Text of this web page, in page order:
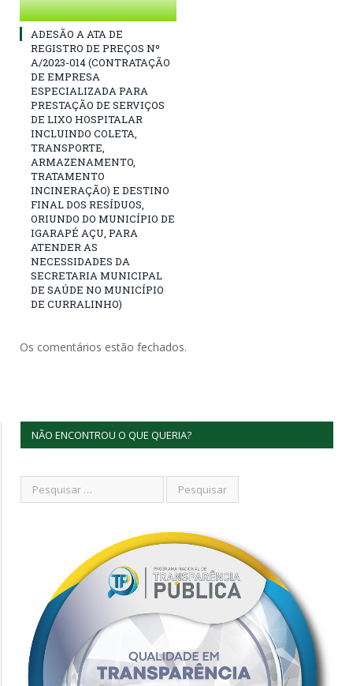
ADESÃO A ATA DE
REGISTRO DE PREÇOS Nº
A/2023-014 (CONTRATAÇÃO
DE EMPRESA
ESPECIALIZADA PARA
PRESTAÇÃO DE SERVIÇOS
DE LIXO HOSPITALAR
INCLUINDO COLETA,
TRANSPORTE,
ARMAZENAMENTO,
TRATAMENTO
INCINERAÇÃO) E DESTINO
FINAL DOS RESÍDUOS,
ORIUNDO DO MUNICÍPIO DE
IGARAPÉ AÇU, PARA
ATENDER AS
NECESSIDADES DA
SECRETARIA MUNICIPAL
DE SAÚDE NO MUNICÍPIO
DE CURRALINHO)
Os comentários estão fechados.
NÃO ENCONTROU O QUE QUERIA?